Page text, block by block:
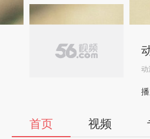
动
播
首页 视频